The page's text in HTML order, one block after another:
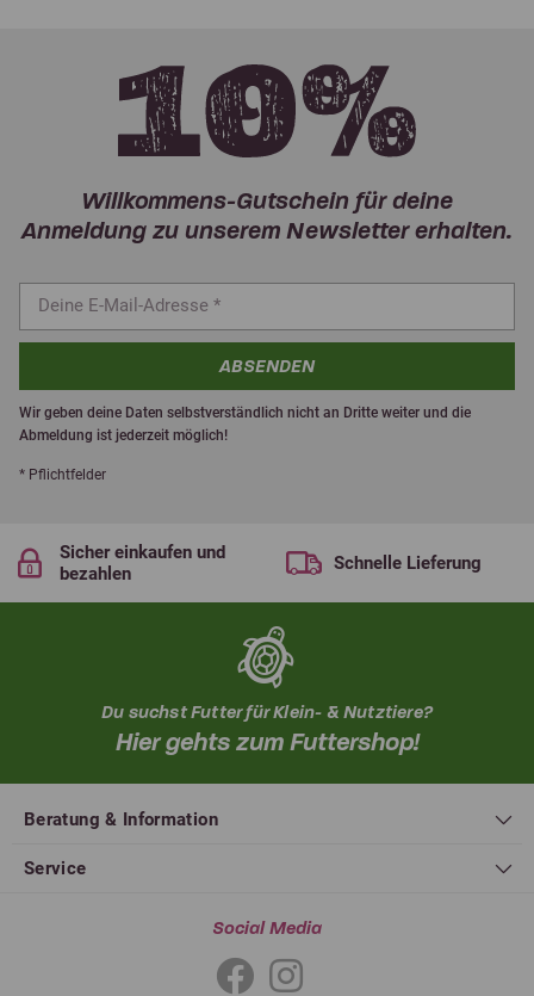
Willkommens-Gutschein für deine
Anmeldung zu unserem Newsletter erhalten.
ABSENDEN
Wir geben deine Daten selbstverständlich nicht an Dritte weiter und die
Abmeldung ist jederzeit möglich!
* Pflichtfelder
Sicher einkaufen und
bezahlen
Schnelle Lieferung
Du suchst Futter für Klein- & Nutztiere?
Hier gehts zum Futtershop!
Beratung & Information
Service
Social Media